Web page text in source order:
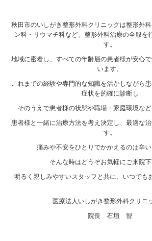
秋田市のいしがき整形外科クリニックは整形外
ン科・リウマチ科など、 整形外科治療の全般を
す。
地域に密着し、すべての年齢層の患者様が安心
います。
これまでの経験や専門的な知識を活かしながら
症状を的確に診断し
そのうえで患者様の状態や職場・家庭環境な
患者様と一緒に治療方法を考え決定し、最適な
す。
痛みや不安をひとりでかかえるのは辛い
そんな時はどうぞお気軽にご来院下
明るく親しみやすいスタッフと共に、いつでも
医療法人いしがき整形外科クリニ
院長 石垣 智